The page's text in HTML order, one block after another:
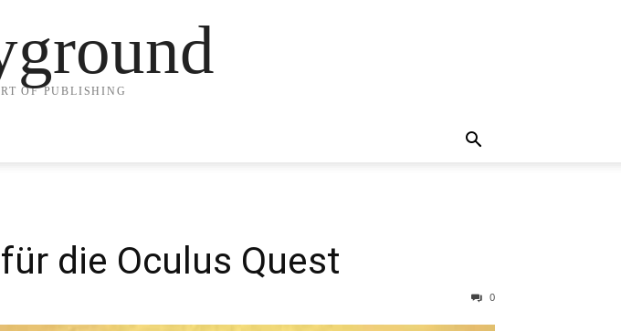
OF PUBLISHING
die Oculus Quest
0